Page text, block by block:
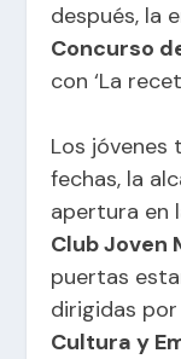
después, la
Concurso
con ‘La
Los jóvenes
fechas, la
apertura en
Club Joven
puertas
dirigidas
Cultura y